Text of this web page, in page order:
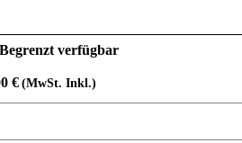
Begrenzt verfügbar
€ (MwSt. Inkl.)